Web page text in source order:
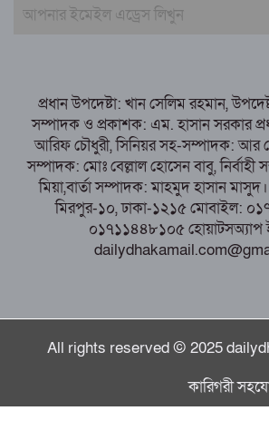
নরসিংদীর শিবপুরে
সামলাচ্ছেন একাধিক গুরুত্বপূর্ণ দায়িত্ব,
বগুড়া মুদ্রণ শিল্প শ্রমিক
পরিচালনা কমিটির প্রস্তুতি সভা অনুষ্ঠিত
প্রধান উপদেষ্টা: খান সেলিম রহমান,
সম্পাদক ও প্রকাশক: এম. হাসান সরকার
আরিফ চৌধুরী, সিনিয়র সহ-সম্পাদক: আর
সম্পাদক: মোঃ বেল্লাল হোসেন বাবু,
মিয়া,বার্তা সম্পাদক: মাহমুদ হাসান
মিরপুর-১০, ঢাকা-১২১৫ মোবাইল:
০১৭১১৪৪৮১০৫ হোয়াটসঅ্যাপ
All rights reserved © 2025
কারিগরী